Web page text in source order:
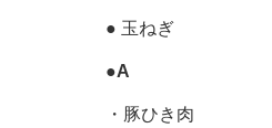
● 玉ねぎ
●A
・豚ひき肉